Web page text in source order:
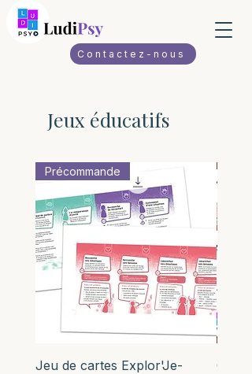
Contactez-nous
Jeux éducatifs
Précommande
Jeu de cartes Explor'Je-
Outil: